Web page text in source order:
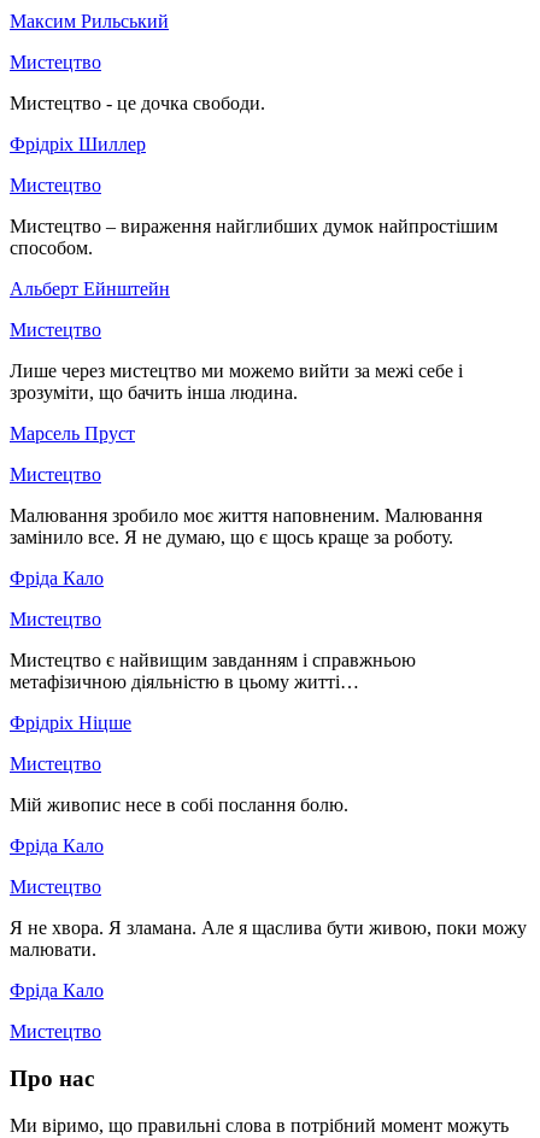
Максим Рильський
Мистецтво
Мистецтво - це дочка свободи.
Фрідріх Шиллер
Мистецтво
Мистецтво – вираження найглибших думок найпростішим
способом.
Альберт Ейнштейн
Мистецтво
Лише через мистецтво ми можемо вийти за межі себе і
зрозуміти, що бачить інша людина.
Марсель Пруст
Мистецтво
Малювання зробило моє життя наповненим. Малювання
замінило все. Я не думаю, що є щось краще за роботу.
Фріда Кало
Мистецтво
Мистецтво є найвищим завданням і справжньою
метафізичною діяльністю в цьому житті…
Фрідріх Ніцше
Мистецтво
Мій живопис несе в собі послання болю.
Фріда Кало
Мистецтво
Я не хвора. Я зламана. Але я щаслива бути живою, поки можу
малювати.
Фріда Кало
Мистецтво
Про нас
Ми віримо, що правильні слова в потрібний момент можуть